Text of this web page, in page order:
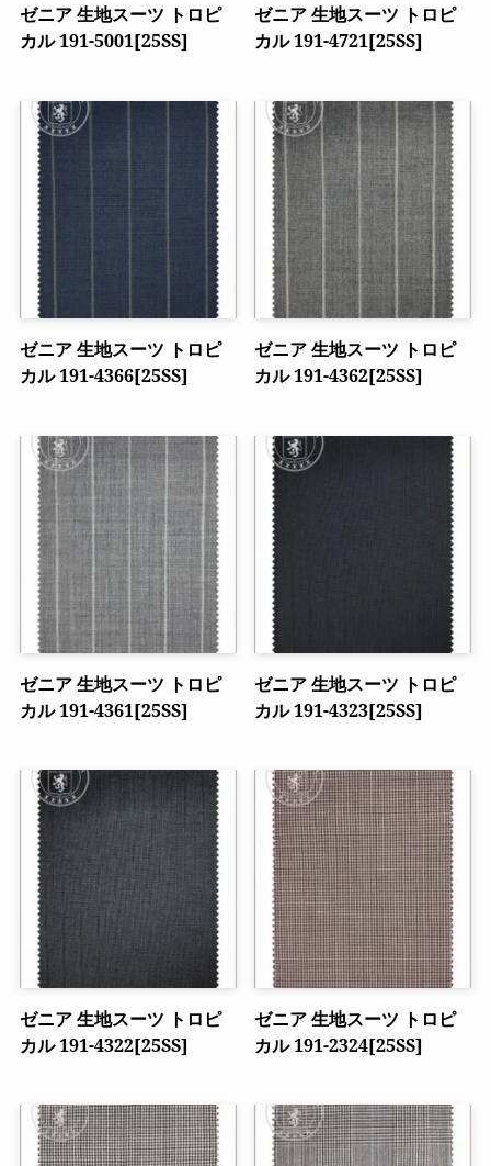
ゼニア 生地スーツ トロピ
カル 191-5001[25SS]
ゼニア 生地スーツ トロピ
カル 191-4721[25SS]
ゼニア 生地スーツ トロピ
カル 191-4366[25SS]
ゼニア 生地スーツ トロピ
カル 191-4362[25SS]
ゼニア 生地スーツ トロピ
カル 191-4361[25SS]
ゼニア 生地スーツ トロピ
カル 191-4323[25SS]
ゼニア 生地スーツ トロピ
カル 191-4322[25SS]
ゼニア 生地スーツ トロピ
カル 191-2324[25SS]